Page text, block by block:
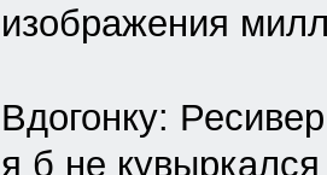
изображения
Вдогонку:
я б не